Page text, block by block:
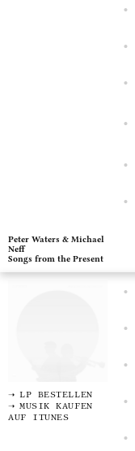
Peter Waters & Michael
Neff
Songs from the Present
LP BESTELLEN
MUSIK KAUFEN
AUF ITUNES